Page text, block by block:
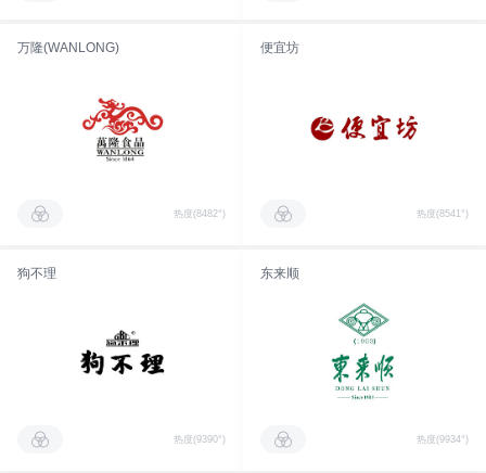
万隆(WANLONG)
热度(8482°)
便宜坊
热度(8541°)
狗不理
热度(9390°)
东来顺
热度(9934°)